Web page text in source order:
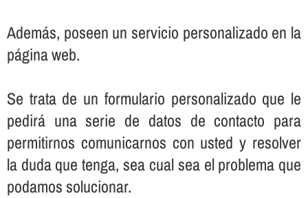
Además, poseen un servicio personalizado en la
página web.
Se trata de un formulario personalizado que le
pedirá una serie de datos de contacto para
permitirnos comunicarnos con usted y resolver
la duda que tenga, sea cual sea el problema que
podamos solucionar.